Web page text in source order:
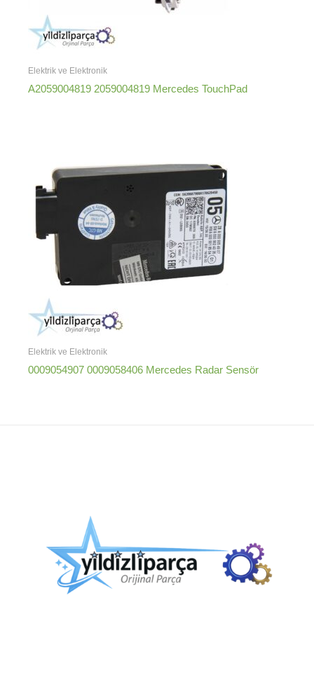
Elektrik ve Elektronik
A2059004819 2059004819 Mercedes TouchPad
Elektrik ve Elektronik
0009054907 0009058406 Mercedes Radar Sensör